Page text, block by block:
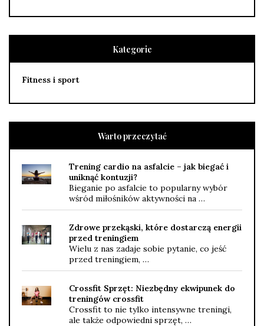
Kategorie
Fitness i sport
Warto przeczytać
Trening cardio na asfalcie – jak biegać i
uniknąć kontuzji?
Bieganie po asfalcie to popularny wybór
wśród miłośników aktywności na …
Zdrowe przekąski, które dostarczą energii
przed treningiem
Wielu z nas zadaje sobie pytanie, co jeść
przed treningiem, …
Crossfit Sprzęt: Niezbędny ekwipunek do
treningów crossfit
Crossfit to nie tylko intensywne treningi,
ale także odpowiedni sprzęt, …